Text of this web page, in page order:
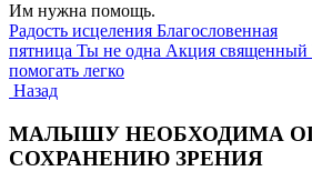
Им нужна помощь.
Радость исцеления Благословенная
пятница Ты не одна Акция священный
помогать легко
Назад
МАЛЫШУ НЕОБХОДИМА
СОХРАНЕНИЮ ЗРЕНИЯ